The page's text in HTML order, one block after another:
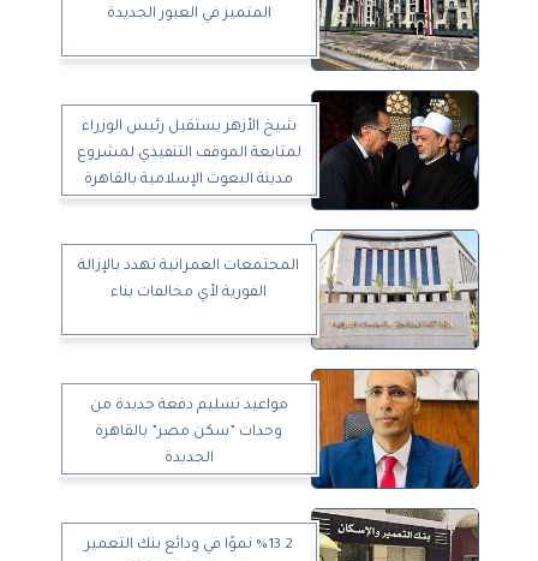
المتميز في العبور الجديدة
شيخ الأزهر يستقبل رئيس الوزراء
لمتابعة الموقف التنفيذي لمشروع
مدينة البعوث الإسلامية بالقاهرة
المجتمعات العمرانية تهدد بالإزالة
الفورية لأي مخالفات بناء
مواعيد تسليم دفعة جديدة من
وحدات ”سكن مصر” بالقاهرة
الجديدة
%13.2 نموًا في ودائع بنك التعمير